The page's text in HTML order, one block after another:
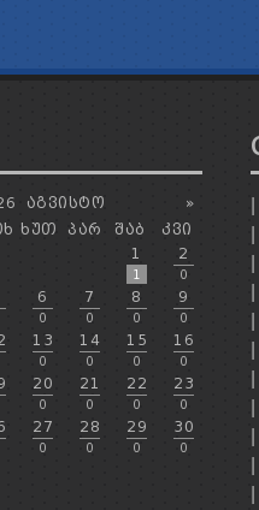
»
ᲐᲒᲕᲘᲡᲢᲝ
ᲮᲣᲗ ᲞᲐᲠ ᲨᲐᲑ
ᲙᲕᲘ
1
1
2
0
6
0
7
0
8
0
9
0
13
0
14
0
15
0
16
0
20
0
21
0
22
0
23
0
27
0
28
0
29
0
30
0